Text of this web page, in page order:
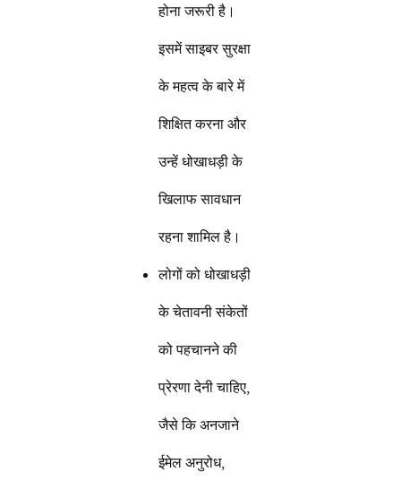
होना जरूरी है।
इसमें साइबर सुरक्षा
के महत्व के बारे में
शिक्षित करना और
उन्हें धोखाधड़ी के
खिलाफ सावधान
रहना शामिल है।
लोगों को धोखाधड़ी
के चेतावनी संकेतों
को पहचानने की
प्रेरणा देनी चाहिए,
जैसे कि अनजाने
ईमेल अनुरोध,